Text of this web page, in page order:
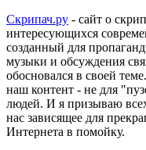
Скрипач.ру - сайт о
интересующихся
созданный для
музыки и обсуждения
обосновался в своей
наш контент - не для
людей. И я призываю
нас зависящее для
Интернета в помойку.